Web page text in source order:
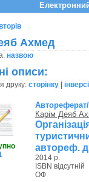
Ахмед
назвою
описи:
друку: сторінку|
Карім Деяб
автореф.
2014 р.
ISBN відсутній
ОФ